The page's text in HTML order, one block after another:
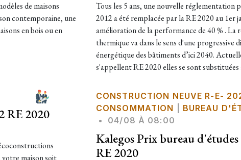
de maisons
contemporaine, une
en bois ou en
​Tous les 5 ans, une nouvelle
2012 a été remplacée par la RE 2020 au 1er
amélioration de la performance de 40 % .
thermique va dans le sens d'une progressive
énergétique des bâtiments d’ici 2040.
s'appellent RE 2020 elles se sont substituées
RE 2020
votre maison soit
CONSTRUCTION NEUVE R-E-
CONSOMMATION
BUREAU
•
04/08 À 08:00
Kalegos Prix bureau
RE 2020